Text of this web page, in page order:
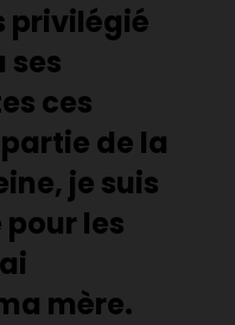
privilégié
ses
ces
de la
je suis
les
mère.